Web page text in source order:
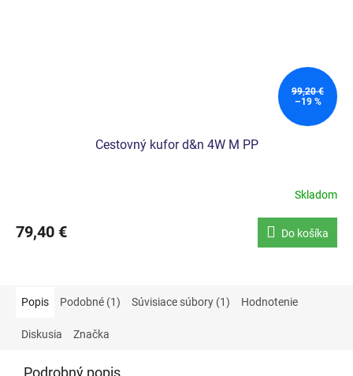
99,20 €
–19 %
Cestovný kufor d&n 4W M PP
Skladom
79,40 € Do košíka
Popis Podobné (1) Súvisiace súbory (1) Hodnotenie
Diskusia Značka
Podrobný popis